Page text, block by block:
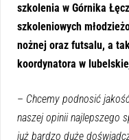
szkolenia w Górnika
szkoleniowych
nożnej oraz futsalu, a
koordynatora w
– Chcemy podnosić
naszej opinii najlepszego
już bardzo duże